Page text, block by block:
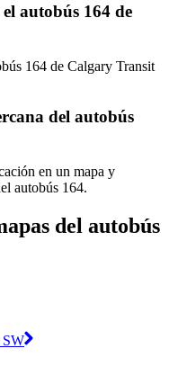
autobús 164 de
164 de Calgary Transit
del autobús
en un mapa y
autobús 164.
del autobús
SW